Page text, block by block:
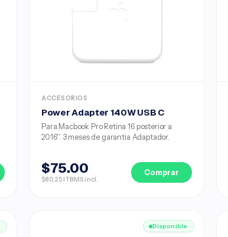
ACCESORIOS
Power Adapter 140W USB C
Para Macbook Pro Retina 16 posterior a
2016''. 3 meses de garantia Adaptador.
$75.00
$80.25 ITBMS incl.
Comprar
Disponible